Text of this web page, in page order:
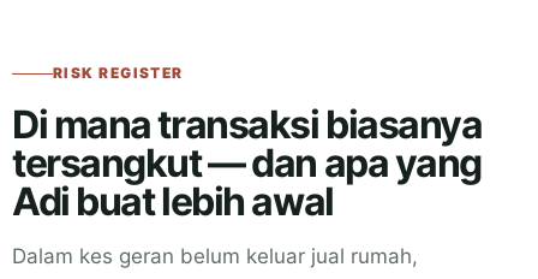
RISK REGISTER
Di mana transaksi biasanya
tersangkut — dan apa yang
Adi buat lebih awal
Dalam kes geran belum keluar jual rumah,